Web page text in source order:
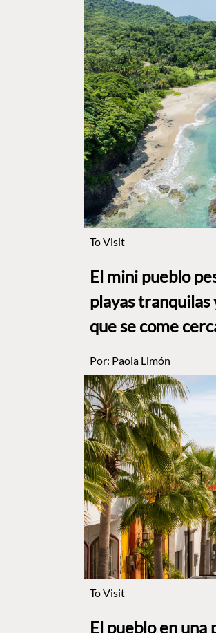
To Visit
El mini pueblo
playas tranquilas
que se come
Por: Paola Limón
To Visit
El pueblo en una